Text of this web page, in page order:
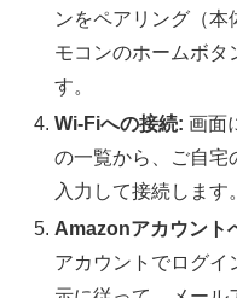
ンをペアリング（本
モコンのホームボタ
す。
Wi-Fiへの接続: 画面
の一覧から、ご自宅
入力して接続します。
Amazonアカウント
アカウントでログイ